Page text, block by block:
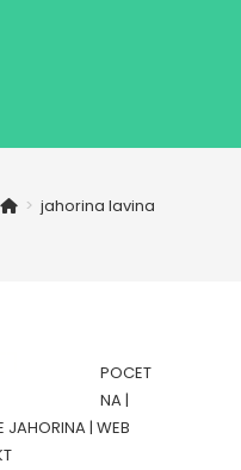
> jahorina lavina
POCET
NA|
JAHORINA| WEB